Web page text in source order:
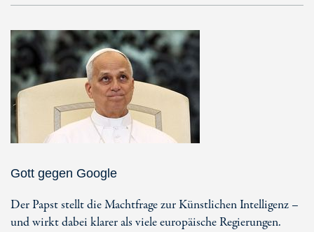
Gott gegen Google
Der Papst stellt die Machtfrage zur Künstlichen Intelligenz –
und wirkt dabei klarer als viele europäische Regierungen.